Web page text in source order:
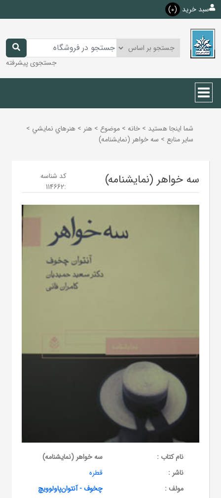
سبد خرید (0)
جستجوی پیشرفته
شما اینجا هستید > خانه > موضوع > هنر > هنرهاي نمايشي >
ساير منابع > سه خواهر (نمایشنامه)
سه خواهر (نمایشنامه)
کد شناسه
:
114662
نام کتاب :
سه خواهر (نمایشنامه)
ناشر :
قطره
مولف :
چخوف - آنتوان‌پاولوویچ